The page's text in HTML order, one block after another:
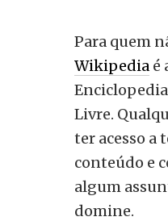
Para quem
Wikipedia é
Livre.
ter acesso a
conteúdo e
algum
domine.